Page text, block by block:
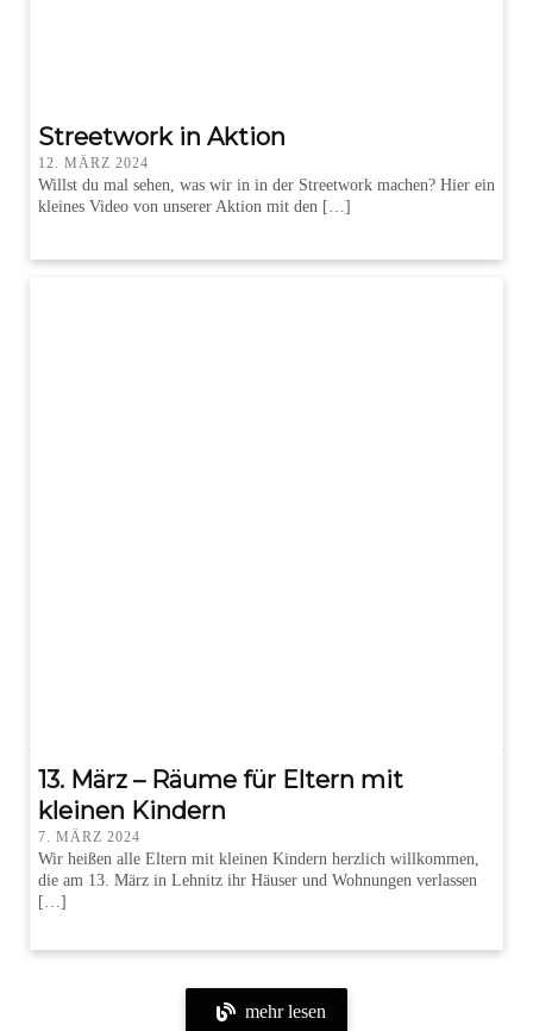
Streetwork in Aktion
12. MÄRZ 2024
Willst du mal sehen, was wir in in der Streetwork machen? Hier ein
kleines Video von unserer Aktion mit den […]
13. März – Räume für Eltern mit
kleinen Kindern
7. MÄRZ 2024
Wir heißen alle Eltern mit kleinen Kindern herzlich willkommen,
die am 13. März in Lehnitz ihr Häuser und Wohnungen verlassen
[…]
mehr lesen